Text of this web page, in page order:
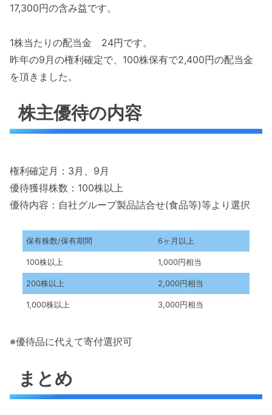
17,300円の含み益です。
1株当たりの配当金 24円です。
昨年の9月の権利確定で、100株保有で2,400円の配当金
を頂きました。
株主優待の内容
権利確定月：3月、9月
優待獲得株数：100株以上
優待内容：自社グループ製品詰合せ(食品等)等より選択
保有株数/保有期間 6ヶ月以上
100株以上 1,000円相当
200株以上 2,000円相当
1,000株以上 3,000円相当
※優待品に代えて寄付選択可
まとめ